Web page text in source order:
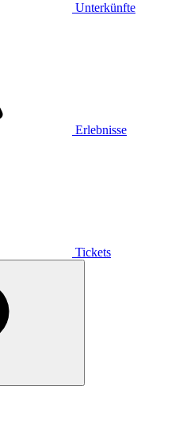
Unterkünfte
Erlebnisse
Tickets